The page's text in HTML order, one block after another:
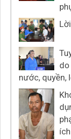
do
nước, quyền,